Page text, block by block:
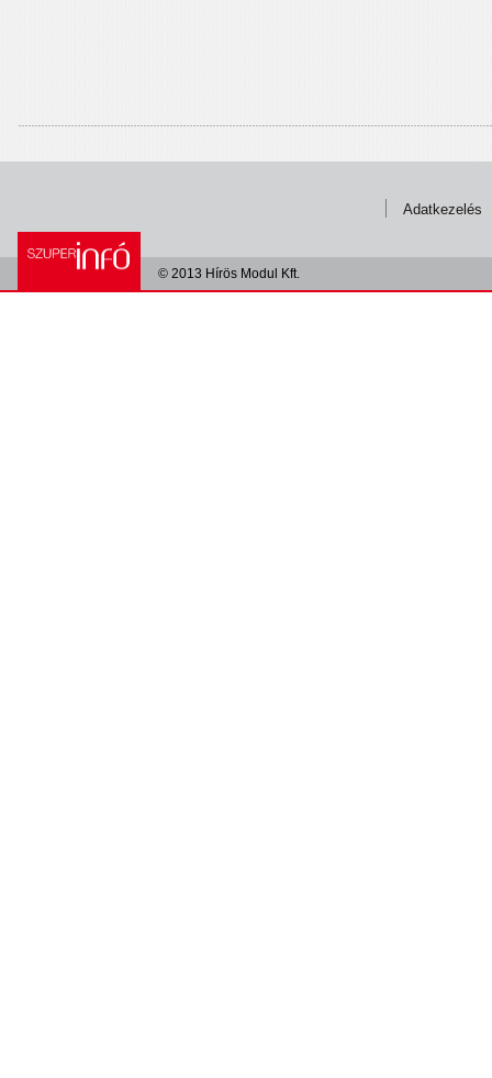
Adatkezelés
© 2013 Hírös Modul Kft.